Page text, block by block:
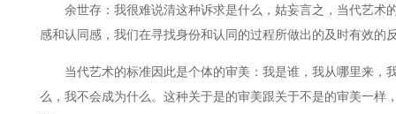
余世存：我很难说清这种诉求是什么，姑妄言之，当代艺术
感和认同感，我们在寻找身份和认同的过程所做出的及时有效的
当代艺术的标准因此是个体的审美：我是谁，我从哪里来，
么，我不会成为什么。这种关于是的审美跟关于不是的审美一样